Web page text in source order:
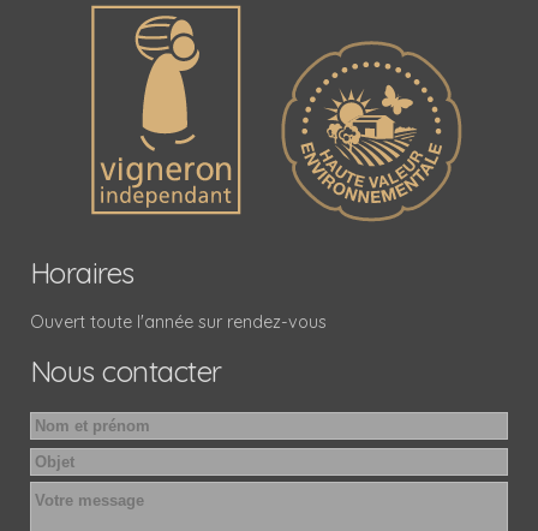
Horaires
Ouvert toute l'année sur rendez-vous
Nous contacter